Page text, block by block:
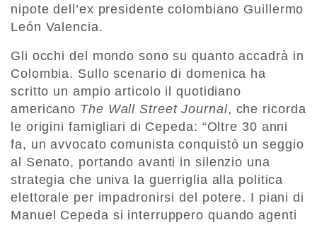
nipote dell’ex presidente colombiano Guillermo
León Valencia.
Gli occhi del mondo sono su quanto accadrà in
Colombia. Sullo scenario di domenica ha
scritto un ampio articolo il quotidiano
americano The Wall Street Journal, che ricorda
le origini famigliari di Cepeda: “Oltre 30 anni
fa, un avvocato comunista conquistò un seggio
al Senato, portando avanti in silenzio una
strategia che univa la guerriglia alla politica
elettorale per impadronirsi del potere. I piani di
Manuel Cepeda si interruppero quando agenti